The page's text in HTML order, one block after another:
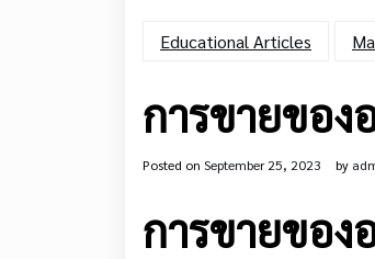
Educational Articles
การขายขอ
Posted on September 25, 2023 by
การขายขอ